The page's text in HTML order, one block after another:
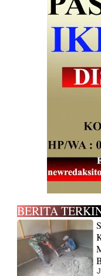
BERITA